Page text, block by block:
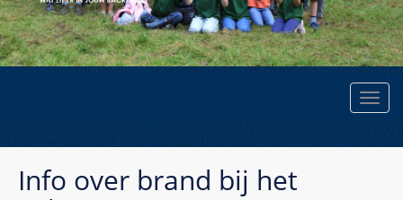
Info over brand bij het